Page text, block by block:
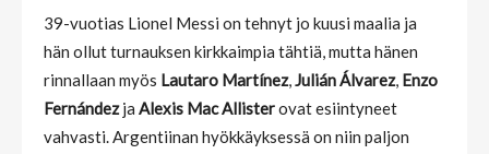
39-vuotias Lionel Messi on tehnyt jo kuusi maalia ja
hän ollut turnauksen kirkkaimpia tähtiä, mutta hänen
rinnallaan myös Lautaro Martínez,Julián Álvarez, Enzo
Fernándezja Alexis Mac Allisterovat esiintyneet
vahvasti. Argentiinan hyökkäyksessä on niin paljon